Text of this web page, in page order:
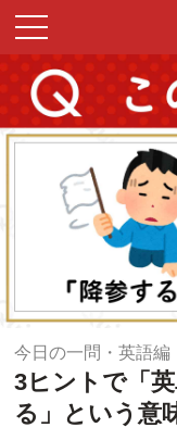
今日の一問・英語編
3ヒントで「
る」という意